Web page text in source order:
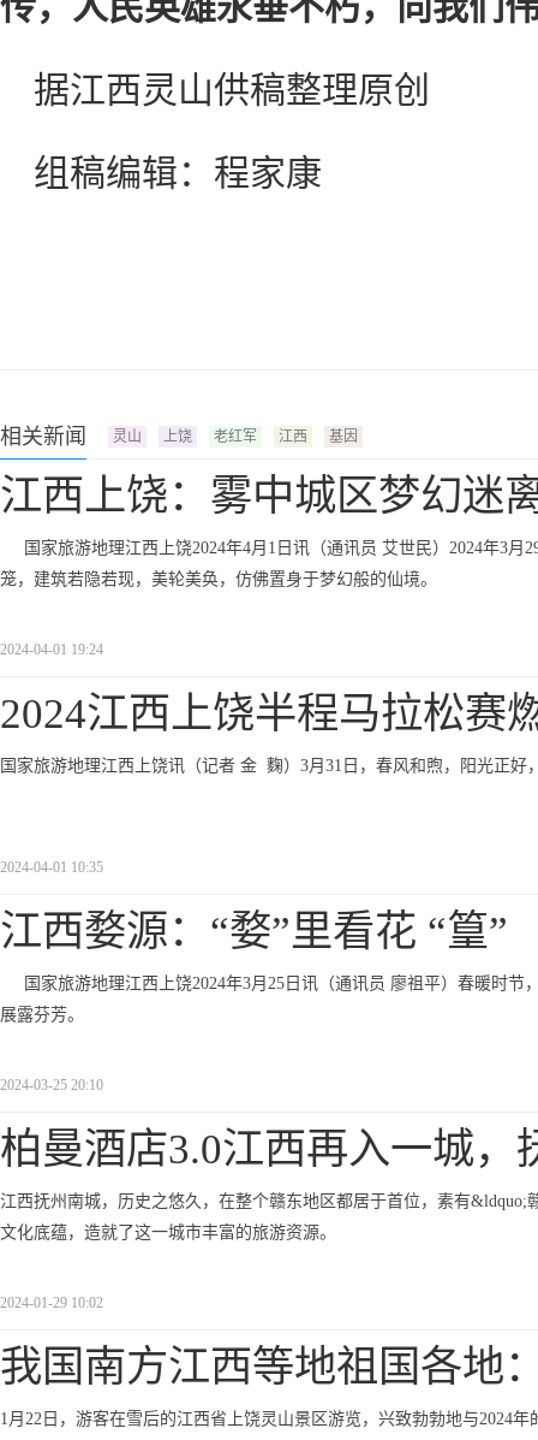
据江西灵山供稿整理原创
组稿编辑：程家康
相关新闻 灵山 上饶 老红军 江西 基因
江西上饶：雾中城区梦幻迷
国家旅游地理江西上饶2024年4月1日讯（通讯员 艾世民）2024年3
笼，建筑若隐若现，美轮美奂，仿佛置身于梦幻般的仙境。
2024-04-01 19:24
2024江西上饶半程马拉松赛
国家旅游地理江西上饶讯（记者 金 麴）3月31日，春风和煦，阳光正好
2024-04-01 10:35
江西婺源：“婺”里看花 “篁”
国家旅游地理江西上饶2024年3月25日讯（通讯员 廖祖平）春暖时
展露芬芳。
2024-03-25 20:10
柏曼酒店3.0江西再入一城，
江西抚州南城，历史之悠久，在整个赣东地区都居于首位，素有
文化底蕴，造就了这一城市丰富的旅游资源。
2024-01-29 10:02
我国南方江西等地祖国各地
1月22日，游客在雪后的江西省上饶灵山景区游览，兴致勃勃地与2024